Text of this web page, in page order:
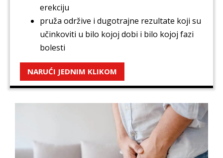
erekciju
pruža održive i dugotrajne rezultate koji su
učinkoviti u bilo kojoj dobi i bilo kojoj fazi
bolesti
NARUĆI JEDNIM KLIKOM